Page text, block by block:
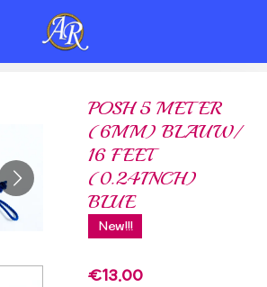
POSH 5 METER
(6MM) BLAUW/
16 FEET
(0.24INCH)
BLUE
New!!!
€13.00